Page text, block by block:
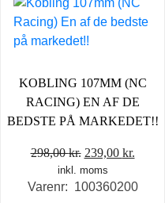
KOBLING 107MM (NC
RACING) EN AF DE
BEDSTE PÅ MARKEDET!!
298,00kr. Den
oprindelige
pris
239,00 kr.
pris
inkl. moms
Varenr: 100360200